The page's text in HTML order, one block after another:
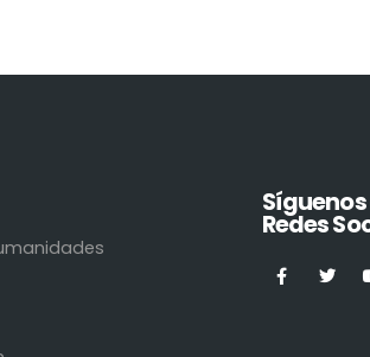
Síguenos
Redes